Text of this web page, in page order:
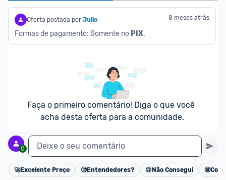
- É necessário ter o valor total da compra (produto
+ frete) em forma de saldo na carteira MagaluPay;
- Caso você não tenha saldo, o desconto não será
- Você pode transferir a quantia da sua conta
bancária para o MagaluPay por PIX;
- Para parclar compras, é necessário cadastrar seu
cartão de crédito no MagaluPay;
Oferta postada por Julio 8 meses atrás
Formas de pagamento: Somente no PIX.
Faça o primeiro comentário! Diga o que você
acha desta oferta para a comunidade.
0 Deixe o seu comentário
Cancelar
🚀Excelente Preço 🧐Entendedores? 😢 Não Consegui 🤩